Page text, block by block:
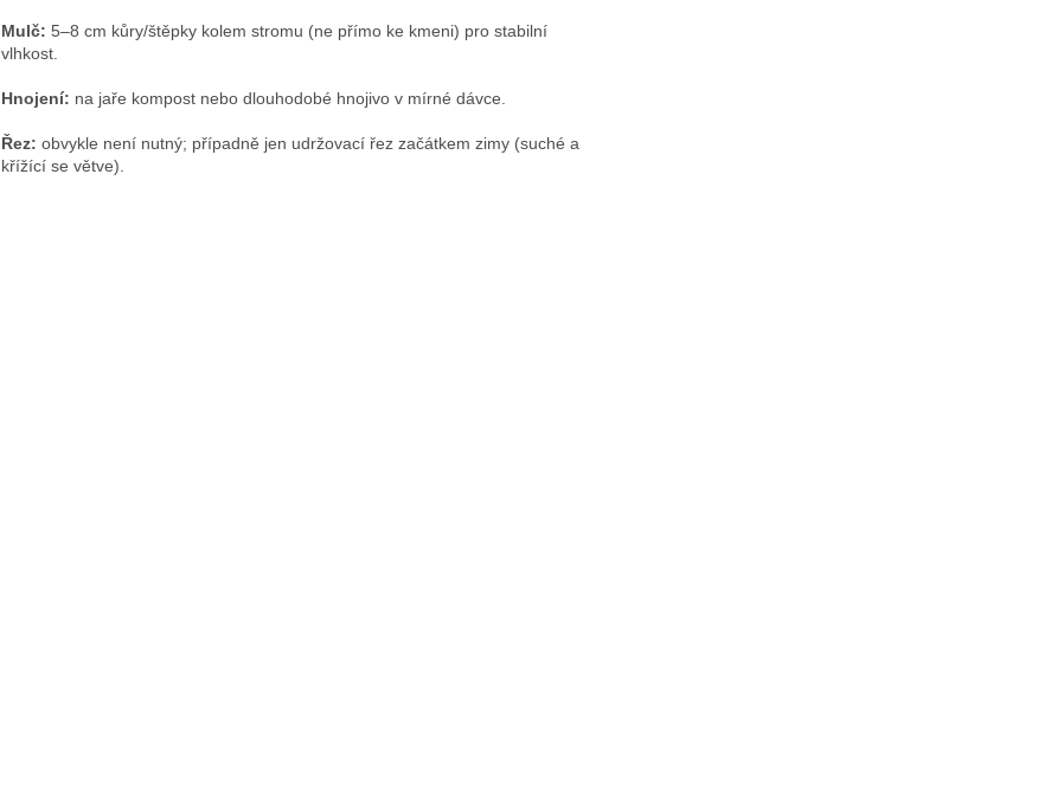
Mulč: 5–8 cm kůry/štěpky kolem stromu (ne přímo ke kmeni) pro stabilní
vlhkost.
Hnojení: na jaře kompost nebo dlouhodobé hnojivo v mírné dávce.
Řez: obvykle není nutný; případně jen udržovací řez začátkem zimy (suché a
křížící se větve).